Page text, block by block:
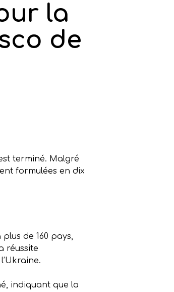
la
de
terminé. Malgré
formulées en dix
de 160 pays,
réussite
indiquant que la